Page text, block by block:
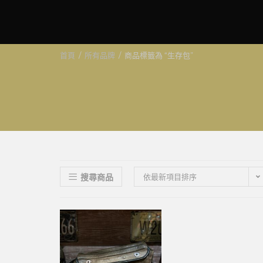
首頁 / 所有品牌 / 商品標籤為 “生存包”
搜尋商品 依最新項目排序